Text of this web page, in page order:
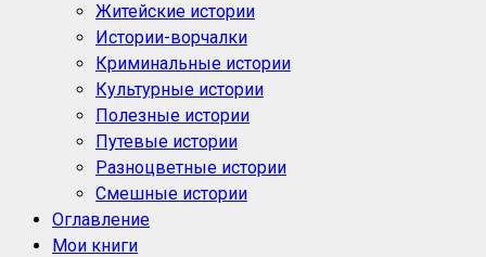
Житейские истории
Истории-ворчалки
Криминальные истории
Культурные истории
Полезные истории
Путевые истории
Разноцветные истории
Смешные истории
Оглавление
Мои книги